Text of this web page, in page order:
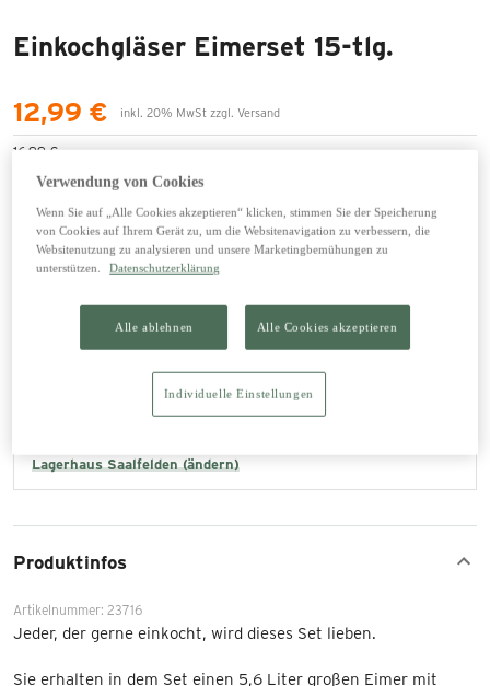
Einkochgläser Eimerset 15-tlg.
12,99 €
inkl. 20% MwSt zzgl. Versand
16,99 €
1 STK = 0,93 EURO
In den Warenkorb legen
Die bestellten Produkte können direkt im ausgewählten Lagerhaus abgeholt
Lagerhaus Saalfelden (ändern)
Produktinfos
Artikelnummer: 23716
Jeder, der gerne einkocht, wird dieses Set lieben.
Sie erhalten in dem Set einen 5,6 Liter großen Eimer mit
Verwendung von Cookies
Wenn Sie auf „Alle Cookies akzeptieren“ klicken, stimmen Sie der Speicherung
von Cookies auf Ihrem Gerät zu, um die Websitenavigation zu verbessern, die
Websitenutzung zu analysieren und unsere Marketingbemühungen zu
unterstützen.
Datenschutzerklärung
Alle ablehnen Alle Cookies akzeptieren
Individuelle Einstellungen